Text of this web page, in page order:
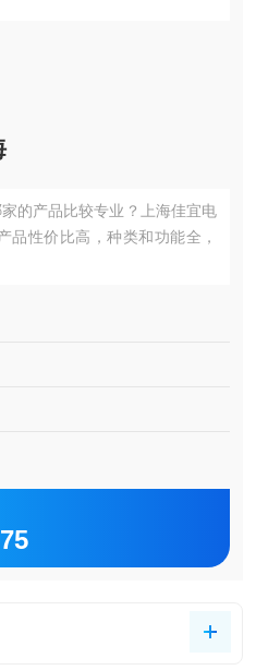
的产品比较专业？上海佳宜电
品性价比高，种类和功能全，